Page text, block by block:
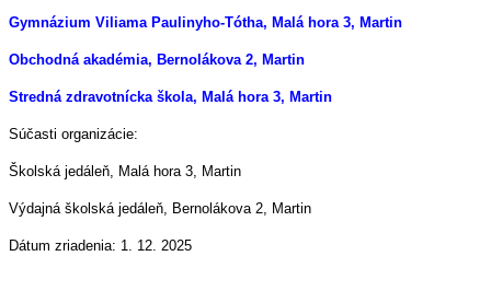
Gymnázium Viliama Paulinyho-Tótha, Malá hora 3, Martin
Obchodná akadémia, Bernolákova 2, Martin
Stredná zdravotnícka škola, Malá hora 3, Martin
Súčasti organizácie:
Školská jedáleň, Malá hora 3, Martin
Výdajná školská jedáleň, Bernolákova 2, Martin
Dátum zriadenia: 1. 12. 2025